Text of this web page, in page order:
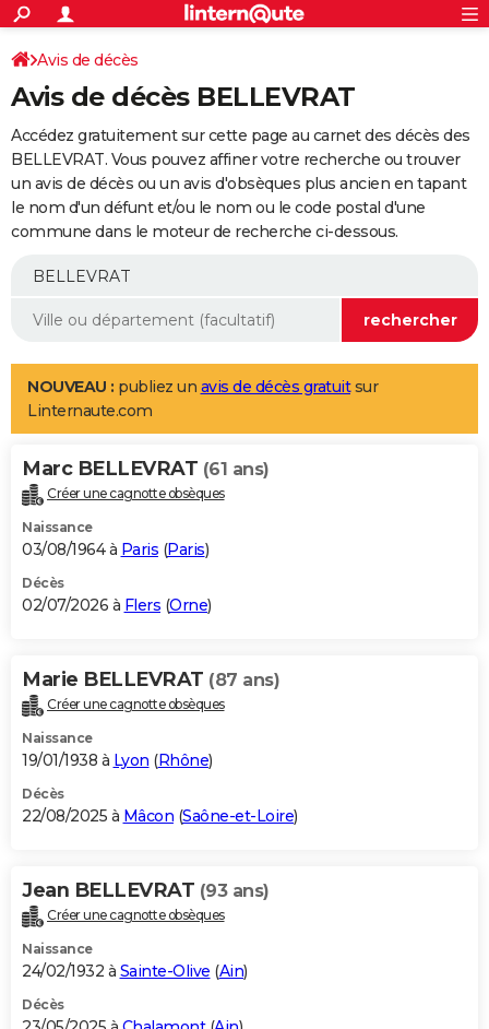
ACTUALITÉS
Politique
Société
Faits Divers
Education
Monde
Villes
+
SPORT
Coupe du monde 2026
Football
Tennis
Cyclisme
Rugby
Forum
Programme TV
TNT
Streaming
Cinéma
Sorties cinéma
Musique
+
FINANCE
Impôts
Immobilier
Risques naturels par ville
Banque
Assurance
Crédit
AUTO
Essais
Réserver un essai
Citadines
Berlines
SUV
Forum auto
+
Mobiles
Meilleur smartphone
Internet
Ordinateurs
Jeux vidéo
Guide high-tech
Aménagement intérieur
LIFESTYLE
Art de vivre
Bien-être
Loisirs
Mode
Modes de vie
Alimentation
Guide de la santé
Maladies
Médicaments
Sommeil
VOYAGE
Destinations
City break
Voyage nature
Voyage de noces
Forum
Climat
+PHOTO
GUIDES D'ACHAT
BONS PLANS
Carte de Noël
Carte Bonne année
Carte Saint-Valentin
Carte Pâques
Carte d'anniversaire
DICTIONNAIRE
Dictionnaire
Biographies
Citations
Expressions
Proverbes
PROGRAMME TV
S'inscrire
Se connecter
Lycées
Collèges
Primaires
Universités
Entreprises
Service militaire
Avis de recherche
AVIS DE DÉCÈS
Bricolage
Lifestyle
Culture
Sport
Auto
Television
Voyage
Cinema
Avis de décès
Avis de décès BELLEVRAT
Accédez gratuitement sur cette page au carnet des décès des
BELLEVRAT. Vous pouvez affiner votre recherche ou trouver
un avis de décès ou un avis d'obsèques plus ancien en tapant
le nom d'un défunt et/ou le nom ou le code postal d'une
commune dans le moteur de recherche ci-dessous.
NOUVEAU : publiez un avis de décès gratuitsur
Linternaute.com
Marc BELLEVRAT (61 ans)
Créer une cagnotte obsèques
Naissance
03/08/1964 à Paris (Paris)
Décès
02/07/2026 à Flers (Orne)
Marie BELLEVRAT (87 ans)
Créer une cagnotte obsèques
Naissance
19/01/1938 à Lyon (Rhône)
Décès
22/08/2025 à Mâcon (Saône-et-Loire)
Jean BELLEVRAT (93 ans)
Créer une cagnotte obsèques
Naissance
24/02/1932 à Sainte-Olive (Ain)
Décès